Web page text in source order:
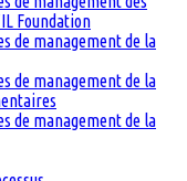
Foundation
de management de la
de management de la
de management de la